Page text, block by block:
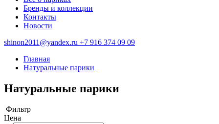
Бренды и коллекции
Контакты
Новости
shinon2011@yandex.ru +7 916 374 09 09
Главная
Натуральные парики
Натуральные парики
Фильтр
Цена